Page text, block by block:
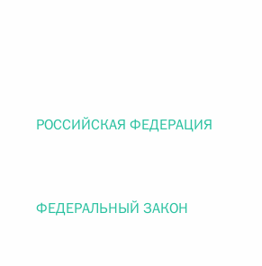
РОССИЙСКАЯ ФЕДЕРАЦИЯ
ФЕДЕРАЛЬНЫЙ ЗАКОН